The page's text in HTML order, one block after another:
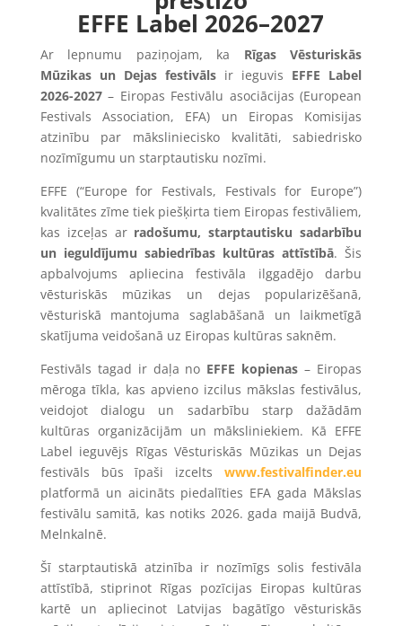
EFFE Label 2026–2027
Ar lepnumu paziņojam, ka Rīgas Vēsturiskās
Mūzikas un Dejas festivālsir ieguvis EFFE Label
2026-2027– Eiropas Festivālu asociācijas (European
Festivals Association, EFA) un Eiropas Komisijas
atzinību par māksliniecisko kvalitāti, sabiedrisko
nozīmīgumu un starptautisku nozīmi.
EFFE (“Europe for Festivals, Festivals for Europe”)
kvalitātes zīme tiek piešķirta tiem Eiropas festivāliem,
kas izceļas ar radošumu, starptautisku sadarbību
un ieguldījumu sabiedrības kultūras attīstībā. Šis
apbalvojums apliecina festivāla ilggadējo darbu
vēsturiskās mūzikas un dejas popularizēšanā,
vēsturiskā mantojuma saglabāšanā un laikmetīgā
skatījuma veidošanā uz Eiropas kultūras saknēm.
Festivāls tagad ir daļa no EFFE kopienas – Eiropas
mēroga tīkla, kas apvieno izcilus mākslas festivālus,
veidojot dialogu un sadarbību starp dažādām
kultūras organizācijām un māksliniekiem. Kā EFFE
Label ieguvējs Rīgas Vēsturiskās Mūzikas un Dejas
festivāls būs īpaši izceltswww.festivalfinder.eu
platformā un aicināts piedalīties EFA gada Mākslas
festivālu samitā, kas notiks 2026. gada maijā Budvā,
Melnkalnē.
Šī starptautiskā atzinība ir nozīmīgs solis festivāla
attīstībā, stiprinot Rīgas pozīcijas Eiropas kultūras
kartē un apliecinot Latvijas bagātīgo vēsturiskās